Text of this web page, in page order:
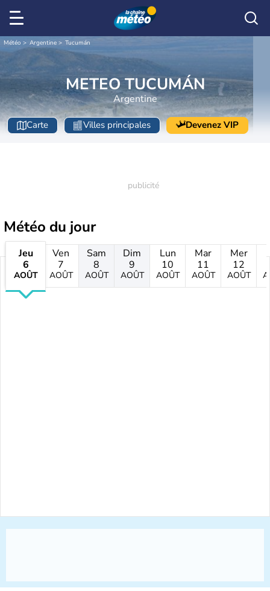
Météo Argentine Tucumán
METEO TUCUMÁN
Argentine
Carte Villes principales Devenez VIP
Météo du jour
Jeu
6
AOÛT
Ven
7
AOÛT
Sam
8
AOÛT
Dim
9
AOÛT
Lun
10
AOÛT
Mar
11
AOÛT
Mer
12
AOÛT